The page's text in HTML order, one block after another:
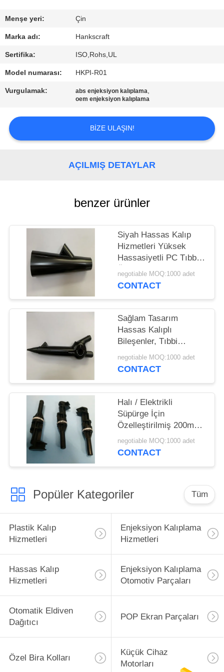
BIZE
ULAŞIN
TEKLIF
ISTEĞI
Menşe yeri: Çin
Marka adı: Hankscraft
Sertifika: ISO,Rohs,UL
Model numarası: HKPI-R01
Vurgulamak: abs enjeksiyon kalıplama,
oem enjeksiyon kalıplama
BIZE ULAŞIN!
AÇILMIŞ DETAYLAR
benzer ürünler
Siyah Hassas Kalıp
Hizmetleri Yüksek
Hassasiyetli PC Tıbbi
Üretreskop Kolu
negotiable MOQ:1000 adet
CONTACT
Sağlam Tasarım
Hassas Kalıplı
Bileşenler, Tıbbi
Parçalar için ABS
Plastik Kalıp
negotiable MOQ:1000 adet
CONTACT
Halı / Elektrikli
Süpürge İçin
Özelleştirilmiş 200mm
Hassas Kalıp
Hizmetleri
negotiable MOQ:1000 adet
CONTACT
Popüler Kategoriler Tüm
Plastik Kalıp
Hizmetleri
Enjeksiyon Kalıplama
Hizmetleri
Hassas Kalıp
Hizmetleri
Enjeksiyon Kalıplama
Otomotiv Parçaları
Otomatik Eldiven
Dağıtıcı
POP Ekran Parçaları
Özel Bira Kolları
Küçük Cihaz
Motorları